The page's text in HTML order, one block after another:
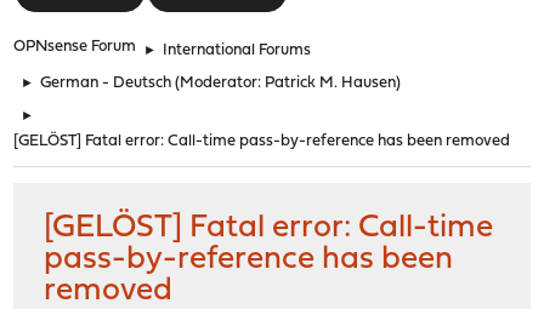
OPNsense Forum ► International Forums
► German - Deutsch (Moderator: Patrick M. Hausen)
►
[GELÖST] Fatal error: Call-time pass-by-reference has been removed
[GELÖST] Fatal error: Call-time
pass-by-reference has been
removed